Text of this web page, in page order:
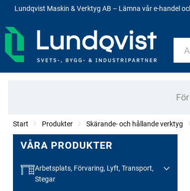
Lundqvist Maskin & Verktyg AB – Lämna vår e-handel
Start Produkter Skärande- och hållande verktyg
VÅRA PRODUKTER
Arbetsplats, Förvaring, Lyft, Transport,
Stegar